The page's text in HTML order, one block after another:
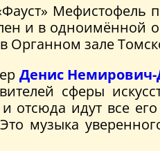
Мефистофель
и в одноимённой
в Органном зале
Денис
сферы
отсюда идут все
музыка